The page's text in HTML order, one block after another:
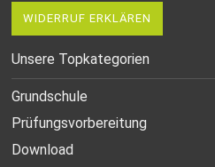
WIDERRUF ERKLÄREN
Unsere Topkategorien
Grundschule
Prüfungsvorbereitung
Download